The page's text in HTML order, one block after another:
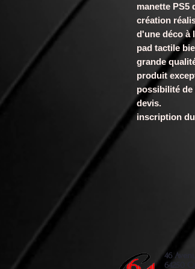
manette PS5
création
d'une déco à
pad tactile
grande
produit
possibilité de
devis.
inscription
46
64250